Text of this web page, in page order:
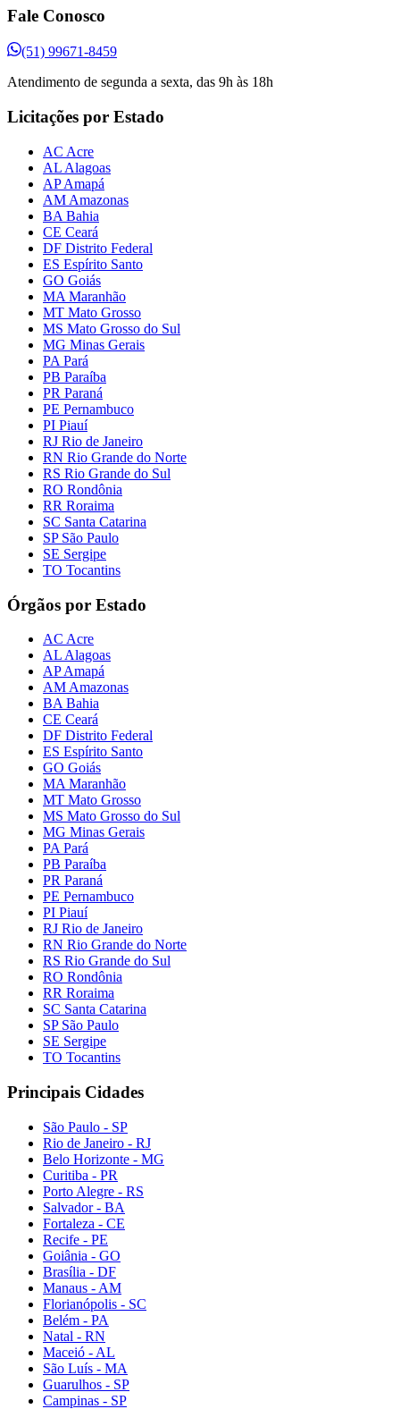
Fale Conosco
(51) 99671-8459
Atendimento de segunda a sexta, das 9h às 18h
Licitações por Estado
AC Acre
AL Alagoas
AP Amapá
AM Amazonas
BA Bahia
CE Ceará
DF Distrito Federal
ES Espírito Santo
GO Goiás
MA Maranhão
MT Mato Grosso
MS Mato Grosso do Sul
MG Minas Gerais
PA Pará
PB Paraíba
PR Paraná
PE Pernambuco
PI Piauí
RJ Rio de Janeiro
RN Rio Grande do Norte
RS Rio Grande do Sul
RO Rondônia
RR Roraima
SC Santa Catarina
SP São Paulo
SE Sergipe
TO Tocantins
Órgãos por Estado
AC Acre
AL Alagoas
AP Amapá
AM Amazonas
BA Bahia
CE Ceará
DF Distrito Federal
ES Espírito Santo
GO Goiás
MA Maranhão
MT Mato Grosso
MS Mato Grosso do Sul
MG Minas Gerais
PA Pará
PB Paraíba
PR Paraná
PE Pernambuco
PI Piauí
RJ Rio de Janeiro
RN Rio Grande do Norte
RS Rio Grande do Sul
RO Rondônia
RR Roraima
SC Santa Catarina
SP São Paulo
SE Sergipe
TO Tocantins
Principais Cidades
São Paulo - SP
Rio de Janeiro - RJ
Belo Horizonte - MG
Curitiba - PR
Porto Alegre - RS
Salvador - BA
Fortaleza - CE
Recife - PE
Goiânia - GO
Brasília - DF
Manaus - AM
Florianópolis - SC
Belém - PA
Natal - RN
Maceió - AL
São Luís - MA
Guarulhos - SP
Campinas - SP